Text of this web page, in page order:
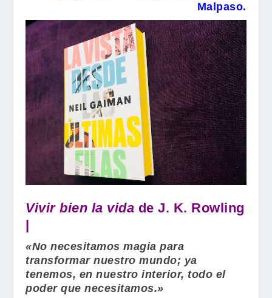
Malpaso.
Vivir bien la vida de J. K. Rowling
«No necesitamos magia para
transformar nuestro mundo; ya
tenemos, en nuestro interior, todo el
poder que necesitamos.»